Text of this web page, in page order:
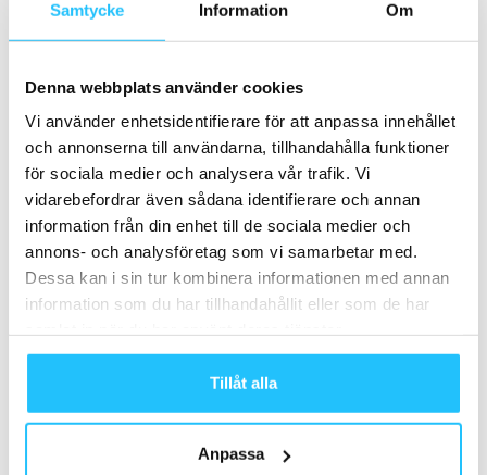
Samtycke Information Om
Denna webbplats använder cookies
Vi använder enhetsidentifierare för att anpassa innehållet
och annonserna till användarna, tillhandahålla funktioner
för sociala medier och analysera vår trafik. Vi
vidarebefordrar även sådana identifierare och annan
information från din enhet till de sociala medier och
annons- och analysföretag som vi samarbetar med.
Dessa kan i sin tur kombinera informationen med annan
information som du har tillhandahållit eller som de har
Tillåt alla
Anpassa
Business
Sturegatan Park
Business
STC söker Digital affärsutvecklare
Samarbete
- Annons -
2020-09-22